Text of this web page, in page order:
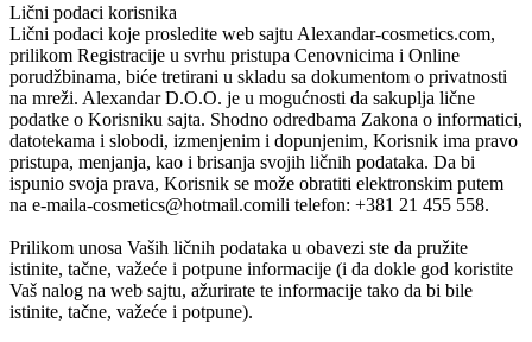
Lični podaci korisnika
Lični podaci koje prosledite web sajtu Alexandar-cosmetics.com,
prilikom Registracije u svrhu pristupa Cenovnicima i Online
porudžbinama, biće tretirani u skladu sa dokumentom o privatnosti
na mreži. Alexandar D.O.O. je u mogućnosti da sakuplja lične
podatke o Korisniku sajta. Shodno odredbama Zakona o informatici,
datotekama i slobodi, izmenjenim i dopunjenim, Korisnik ima pravo
pristupa, menjanja, kao i brisanja svojih ličnih podataka. Da bi
ispunio svoja prava, Korisnik se može obratiti elektronskim putem
na e-maila-cosmetics@hotmail.comili telefon: +381 21 455 558.
Prilikom unosa Vaših ličnih podataka u obavezi ste da pružite
istinite, tačne, važeće i potpune informacije (i da dokle god koristite
Vaš nalog na web sajtu, ažurirate te informacije tako da bi bile
istinite, tačne, važeće i potpune).